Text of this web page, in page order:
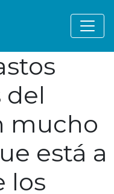
del
mucho
está a
los